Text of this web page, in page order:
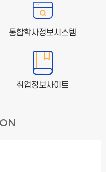
통합학사정보시스템
취업정보사이트